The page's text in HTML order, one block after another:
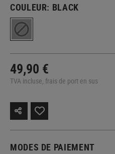
COULEUR: BLACK
49,90 €
TVA incluse, frais de port en sus
MODES DE PAIEMENT